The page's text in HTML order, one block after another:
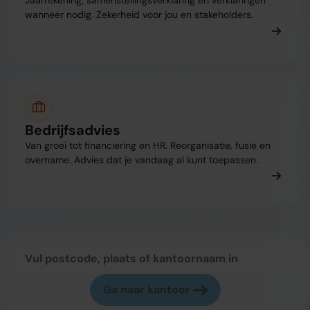
wanneer nodig. Zekerheid voor jou en stakeholders.
Bedrijfsadvies
Van groei tot financiering en HR. Reorganisatie, fusie en
overname. Advies dat je vandaag al kunt toepassen.
Ga naar kantoor